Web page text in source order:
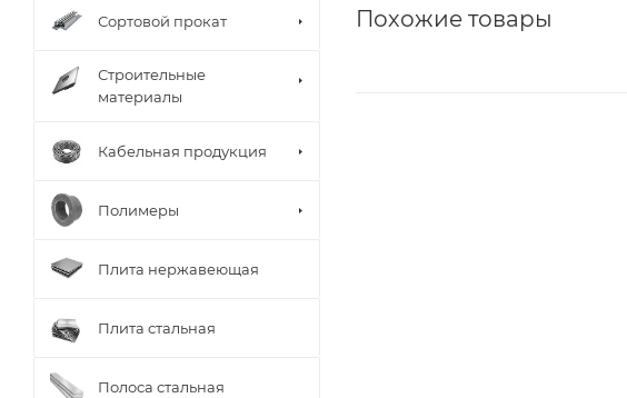
Похожие товары
Сортовой прокат
Строительные
материалы
Кабельная продукция
Полимеры
Плита нержавеющая
Плита стальная
Полоса стальная